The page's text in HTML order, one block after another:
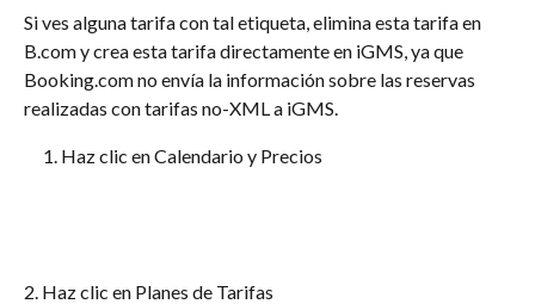
Si ves alguna tarifa con tal etiqueta, elimina esta tarifa en
B.com y crea esta tarifa directamente en iGMS, ya que
Booking.com no envía la información sobre las reservas
realizadas con tarifas no-XML a iGMS.
Haz clic en Calendario y Precios
2. Haz clic en Planes de Tarifas